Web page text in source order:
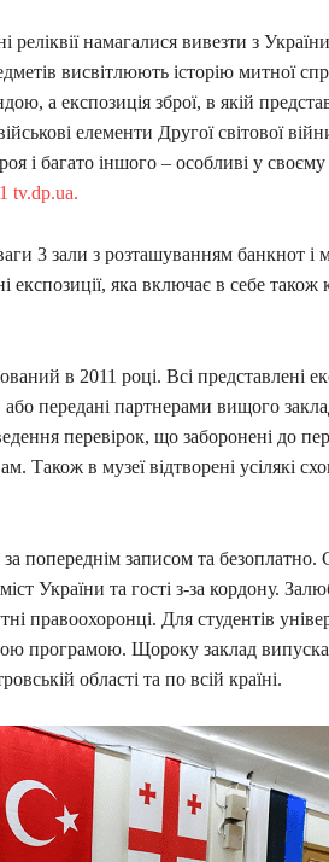
реліквії намагалися вивезти з
висвітлюють історію митної
а експозиція зброї, в якій
елементи Другої світової
і багато іншого – особливі у
tv.dp.ua.
3 зали з розташуванням банкнот і
експозиції, яка включає в себе
в 2011 році. Всі представлені
передані партнерами вищого
перевірок, що заборонені до
Також в музеї відтворені усілякі
попереднім записом та
України та гості з-за кордону.
правоохоронці. Для студентів
програмою. Щороку заклад
області та по всій країні.